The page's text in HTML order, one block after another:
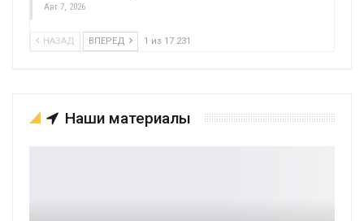
Авг 7, 2026
НАЗАД ВПЕРЕД 1 из 17 231
Наши материалы